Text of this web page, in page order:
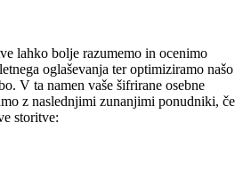
lahko bolje razumemo in ocenimo
oglaševanja ter optimiziramo našo
V ta namen vaše šifrirane osebne
z naslednjimi zunanjimi ponudniki, če
storitve: